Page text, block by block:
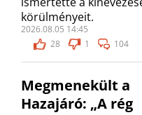
körülményeit.
2026.08.05 14:45
28
1 104
Megmenekült a
Hazajáró: „A rég